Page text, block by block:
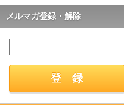
メルマガ登録・解除